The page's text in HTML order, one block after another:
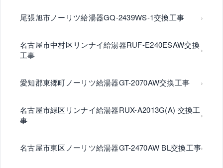
尾張旭市ノーリツ給湯器GQ-2439WS-1交換工事
名古屋市中村区リンナイ給湯器RUF-E240ESAW交換
工事
愛知郡東郷町ノーリツ給湯器GT-2070AW交換工事
名古屋市緑区リンナイ給湯器RUX-A2013G(A) 交換工
事
名古屋市東区ノーリツ給湯器GT-2470AW BL交換工事